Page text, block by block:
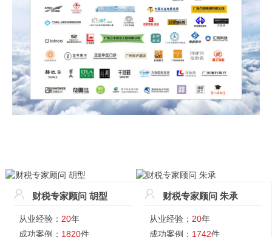
财税专家顾问 胡型
从业经验： 20年
成功案例： 1820件
财税专家顾问 朱承
从业经验： 20年
成功案例： 1742件